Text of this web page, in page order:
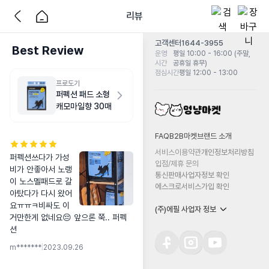
리뷰
Best Review
프로도기
퍼펙션 패드 소형
캐모마일향 30매
퍼펙션쓰다가 가성
비가 안좋아서 노랭
이 노스멜패드로 갈
아탔다가 다시 왔어
요ㅠㅠㅋ비싸도 이
거만한게 없네요😔 앞으론 쭉.. 퍼펙
션
m******* 2023.09.26
고객센터1644-3955
운영
시간
평일 10:00 - 16:00 (주말,
공휴일 휴무)
점심시간평일 12:00 - 13:00
FAQB2B마켓 브랜드 소개
서비스이용약관개인정보처리방침
입점/제휴 문의
통신판매사업자정보 확인
에스크로서비스가입 확인
(주)에필 사업자 정보